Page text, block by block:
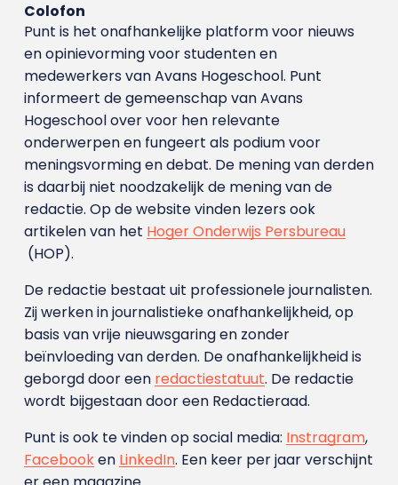
Colofon
Punt is het onafhankelijke platform voor nieuws
en opinievorming voor studenten en
medewerkers van Avans Hoge­school. Punt
informeert de gemeenschap van Avans
Hogeschool over voor hen relevante
onderwerpen en fungeert als podium voor
meningsvorming en debat. De mening van derden
is daarbij niet noodzakelijk de mening van de
redactie. Op de website vinden lezers ook
artikelen van het Hoger Onderwijs Persbureau
(HOP).
De redactie bestaat uit professionele journalisten.
Zij werken in journalistieke onafhankelijkheid, op
basis van vrije nieuwsgaring en zonder
beïnvloeding van derden. De onafhankelijkheid is
geborgd door een redactiestatuut. De redactie
wordt bijgestaan door een Redactieraad.
Punt is ook te vinden op social media: Instragram,
Facebooken LinkedIn. Een keer per jaar verschijnt